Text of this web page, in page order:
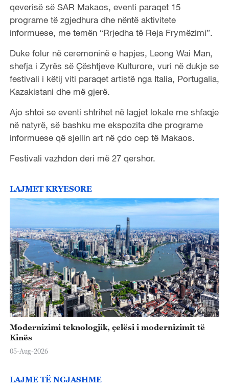
qeverisë së SAR Makaos, eventi paraqet 15
programe të zgjedhura dhe nëntë aktivitete
informuese, me temën “Rrjedha të Reja Frymëzimi”.
Duke folur në ceremoninë e hapjes, Leong Wai Man,
shefja i Zyrës së Çështjeve Kulturore, vuri në dukje se
festivali i këtij viti paraqet artistë nga Italia, Portugalia,
Kazakistani dhe më gjerë.
Ajo shtoi se eventi shtrihet në lagjet lokale me shfaqje
në natyrë, së bashku me ekspozita dhe programe
informuese që sjellin art në çdo cep të Makaos.
Festivali vazhdon deri më 27 qershor.
LAJMET KRYESORE
Modernizimi teknologjik, çelësi i modernizimit të
Kinës
05-Aug-2026
LAJME TË NGJASHME